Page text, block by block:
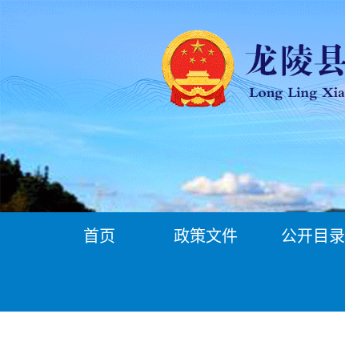
首页 政策文件 公开目录